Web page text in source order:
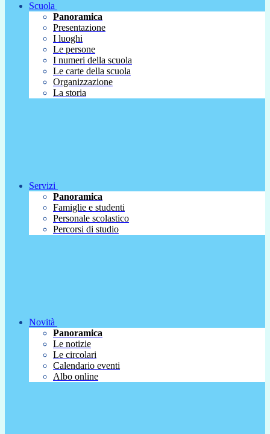
Scuola
Panoramica
Presentazione
I luoghi
Le persone
I numeri della scuola
Le carte della scuola
Organizzazione
La storia
Servizi
Panoramica
Famiglie e studenti
Personale scolastico
Percorsi di studio
Novità
Panoramica
Le notizie
Le circolari
Calendario eventi
Albo online